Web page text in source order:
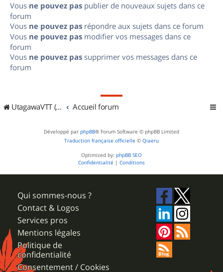
Vous ne pouvez pas publier de nouveaux sujets dans ce
forum
Vous ne pouvez pas répondre aux sujets dans ce forum
Vous ne pouvez pas modifier vos messages dans ce
forum
Vous ne pouvez pas supprimer vos messages dans ce
forum
UtagawaVTT (Randos VTT et VTTAE avec traces GPS) Accueil forum
Développé par phpBB® Forum Software © phpBB Limited
Traduction française officielle © Qiaeru
Optimized by: phpBB SEO
Confidentialité | Conditions
Qui sommes-nous ?
Contact & Logos
Services pros
Mentions légales
Politique de
confidentialité
Consentement / Cookies